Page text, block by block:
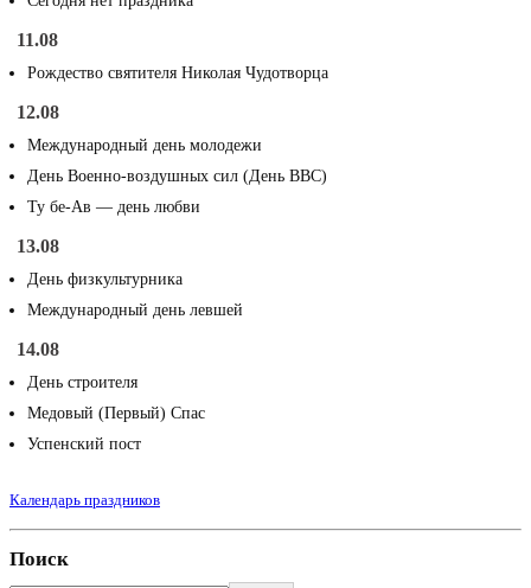
11.08
Рождество святителя Николая Чудотворца
12.08
Международный день молодежи
День Военно-воздушных сил (День ВВС)
Ту бе-Ав — день любви
13.08
День физкультурника
Международный день левшей
14.08
День строителя
Медовый (Первый) Спас
Успенский пост
Календарь праздников
Поиск